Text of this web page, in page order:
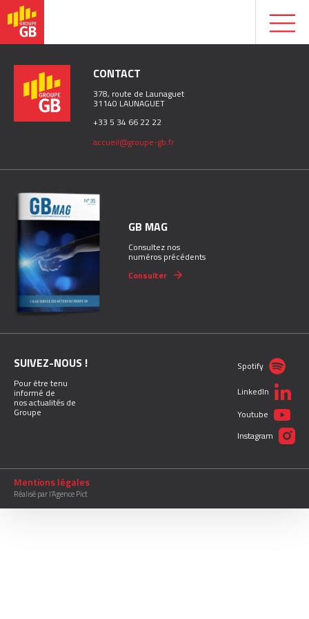
CONTACT
378, route de Launaguet
31140 LAUNAGUET
+33 5 34 66 22 22
accueil@groupe-gb.fr
GB MAG
Consultez nos
numéros précédents
Consulter
SUIVEZ-NOUS !
Pour être tenu
informé de
nos actualités de
Groupe
Spotify
LinkedIn
Youtube
Instagram
Mentions légales
Réalisé par l’Agence Pict